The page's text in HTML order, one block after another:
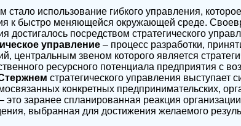
стало использование гибкого управления,
к быстро меняющейся окружающей среде.
достигалось посредством стратегического
управление – процесс разработки,
центральным звеном которого является
ресурсного потенциала предприятия с
стратегического управления выступает
конкретных предпринимательских,
это заранее спланированная реакция
выбранная для достижения желаемого